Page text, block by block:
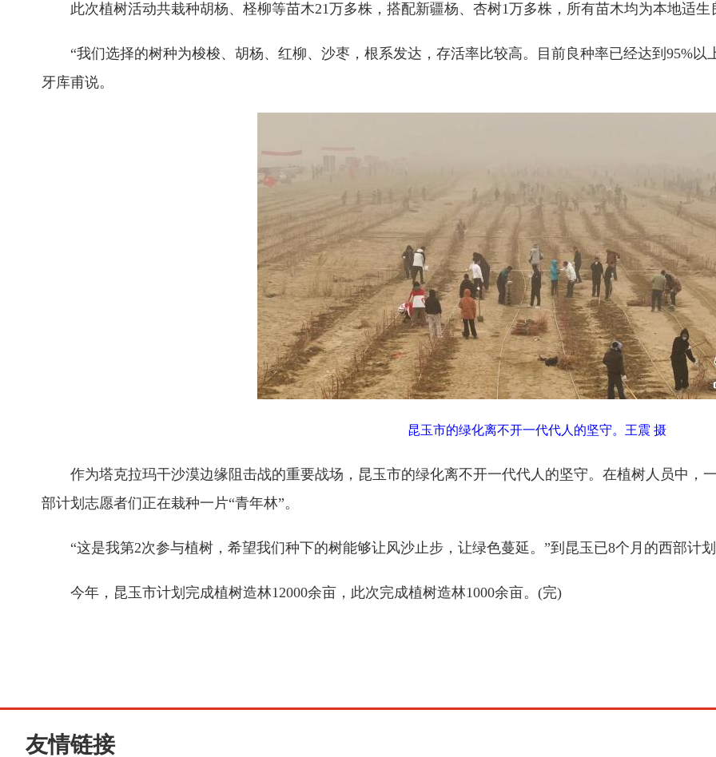
此次植树活动共栽种胡杨、柽柳等苗木21万多株，搭配新疆杨、杏树1万多株，所有苗木均为本地适生
“我们选择的树种为梭梭、胡杨、红柳、沙枣，根系发达，存活率比较高。目前良种率已经达到95%以
牙库甫说。
昆玉市的绿化离不开一代代人的坚守。王震 摄
作为塔克拉玛干沙漠边缘阻击战的重要战场，昆玉市的绿化离不开一代代人的坚守。在植树人员中，
部计划志愿者们正在栽种一片“青年林”。
“这是我第2次参与植树，希望我们种下的树能够让风沙止步，让绿色蔓延。”到昆玉已8个月的西部计
今年，昆玉市计划完成植树造林12000余亩，此次完成植树造林1000余亩。(完)
友情链接